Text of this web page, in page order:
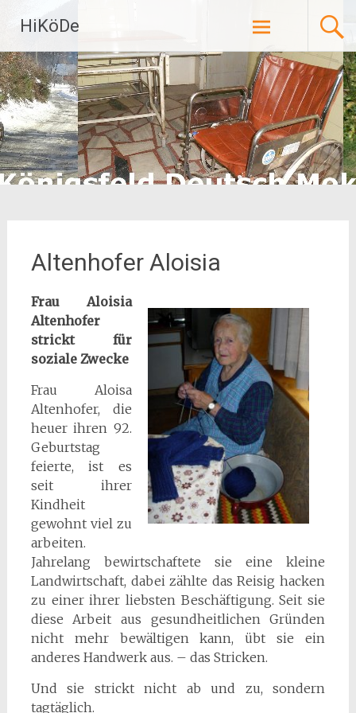
Inhalt
springen
HiKöDe
Altenhofer Aloisia
Frau Aloisia
Altenhofer
strickt für
soziale Zwecke
Frau Aloisa
Altenhofer, die
heuer ihren 92.
Geburtstag
feierte, ist es
seit ihrer
Kindheit
gewohnt viel zu
arbeiten.
Jahrelang bewirtschaftete sie eine kleine
Landwirtschaft, dabei zählte das Reisig hacken
zu einer ihrer liebsten Beschäftigung. Seit sie
diese Arbeit aus gesundheitlichen Gründen
nicht mehr bewältigen kann, übt sie ein
anderes Handwerk aus. – das Stricken.
Und sie strickt nicht ab und zu, sondern
tagtäglich.